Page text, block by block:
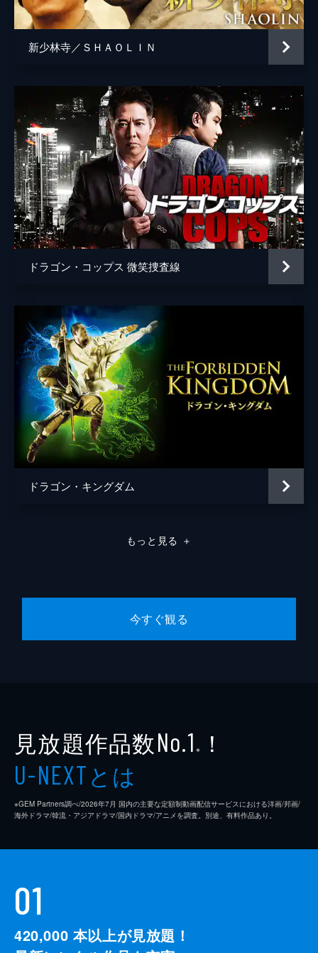
新少林寺／ＳＨＡＯＬＩＮ
ドラゴン・コップス 微笑捜査線
ドラゴン・キングダム
もっと見る ＋
今すぐ観る
見放題作品数No.1 ※ ！
U-NEXTとは
※GEM Partners調べ/2026年7⽉ 国内の主要な定額制動画配信サービスにおける洋画/邦画/
海外ドラマ/韓流・アジアドラマ/国内ドラマ/アニメを調査。別途、有料作品あり。
01
420,000 本以上が見放題！